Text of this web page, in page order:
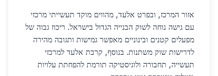
אזור המרכז, ובפרט אלעד, מהווים מוקד תעשייתי מרכזי
עם גישה נוחה לשוק הבנייה הגדול בישראל. ריכוז גבוה של
מפעלים קטנים ובינוניים מאפשר גמישות ותגובה מהירה
לדרישות שוק משתנות. בנוסף, קרבת אלעד למרכזי
תעשייה, תחבורה ולוגיסטיקה תורמת להפחתת עלויות